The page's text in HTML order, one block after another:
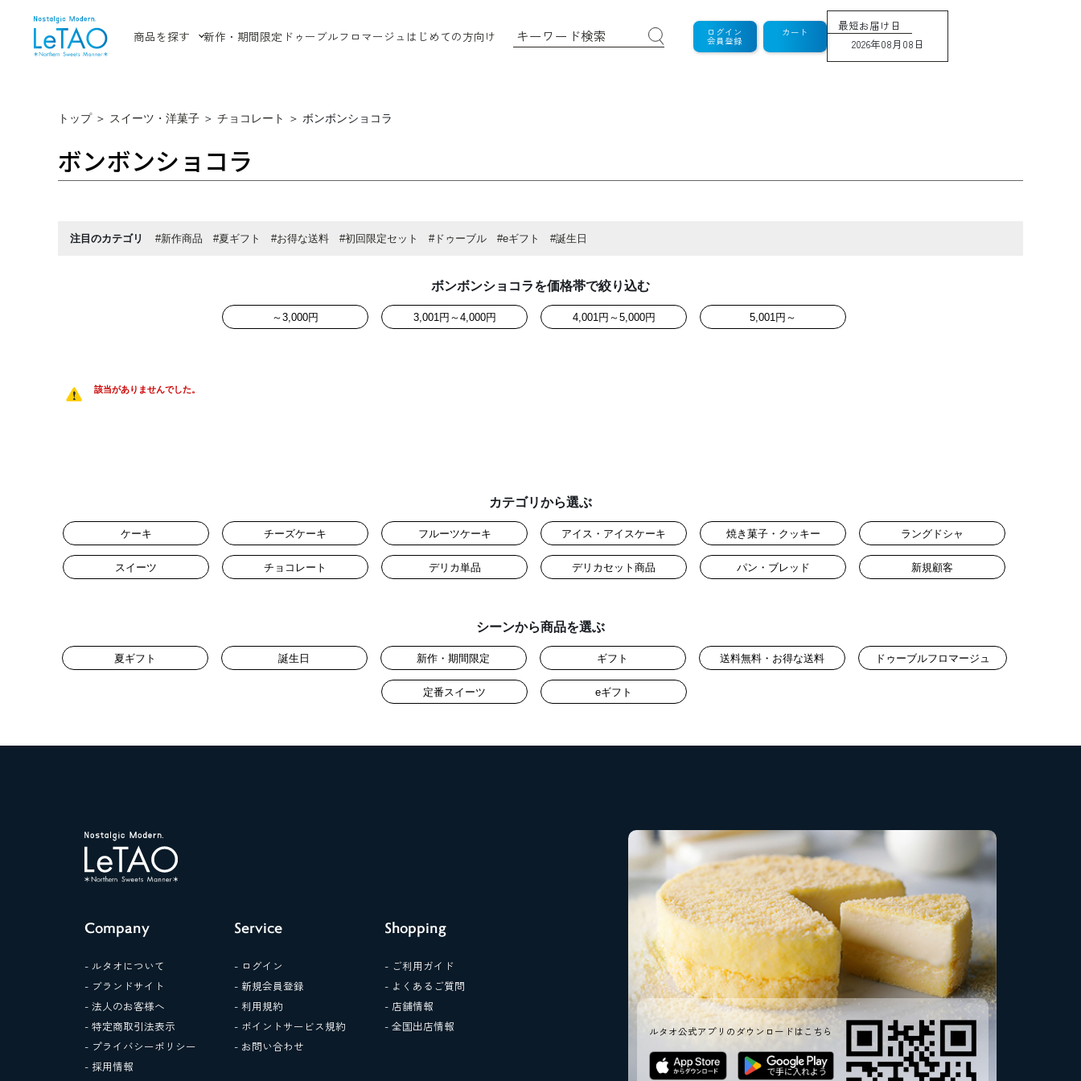
商品を探す 新作・期間限定 ドゥーブルフロマージュ はじめての方向け ログイン
会員登録
カート
最短お届け日
2026年08月08日
トップ ＞ スイーツ・洋菓子 ＞ チョコレート ＞ ボンボンショコラ
ボンボンショコラ
注目のカテゴリ #新作商品 #夏ギフト #お得な送料 #初回限定セット #ドゥーブル #eギフト #誕生日
ボンボンショコラを価格帯で絞り込む
～3,000円 3,001円～4,000円 4,001円～5,000円 5,001円～
該当がありませんでした。
カテゴリから選ぶ
ケーキ チーズケーキ フルーツケーキ アイス・アイスケーキ 焼き菓子・クッキー ラングドシャ
スイーツ チョコレート デリカ単品 デリカセット商品 パン・ブレッド 新規顧客
シーンから商品を選ぶ
夏ギフト 誕生日 新作・期間限定 ギフト 送料無料・お得な送料 ドゥーブルフロマージュ
定番スイーツ eギフト
ルタオ公式アプリのダウンロードはこちら
Company
- ルタオについて
- ブランドサイト
- 法人のお客様へ
- 特定商取引法表示
- プライバシーポリシー
- 採用情報
Service
- ログイン
- 新規会員登録
- 利用規約
- ポイントサービス規約
- お問い合わせ
Shopping
- ご利用ガイド
- よくあるご質問
- 店舗情報
- 全国出店情報